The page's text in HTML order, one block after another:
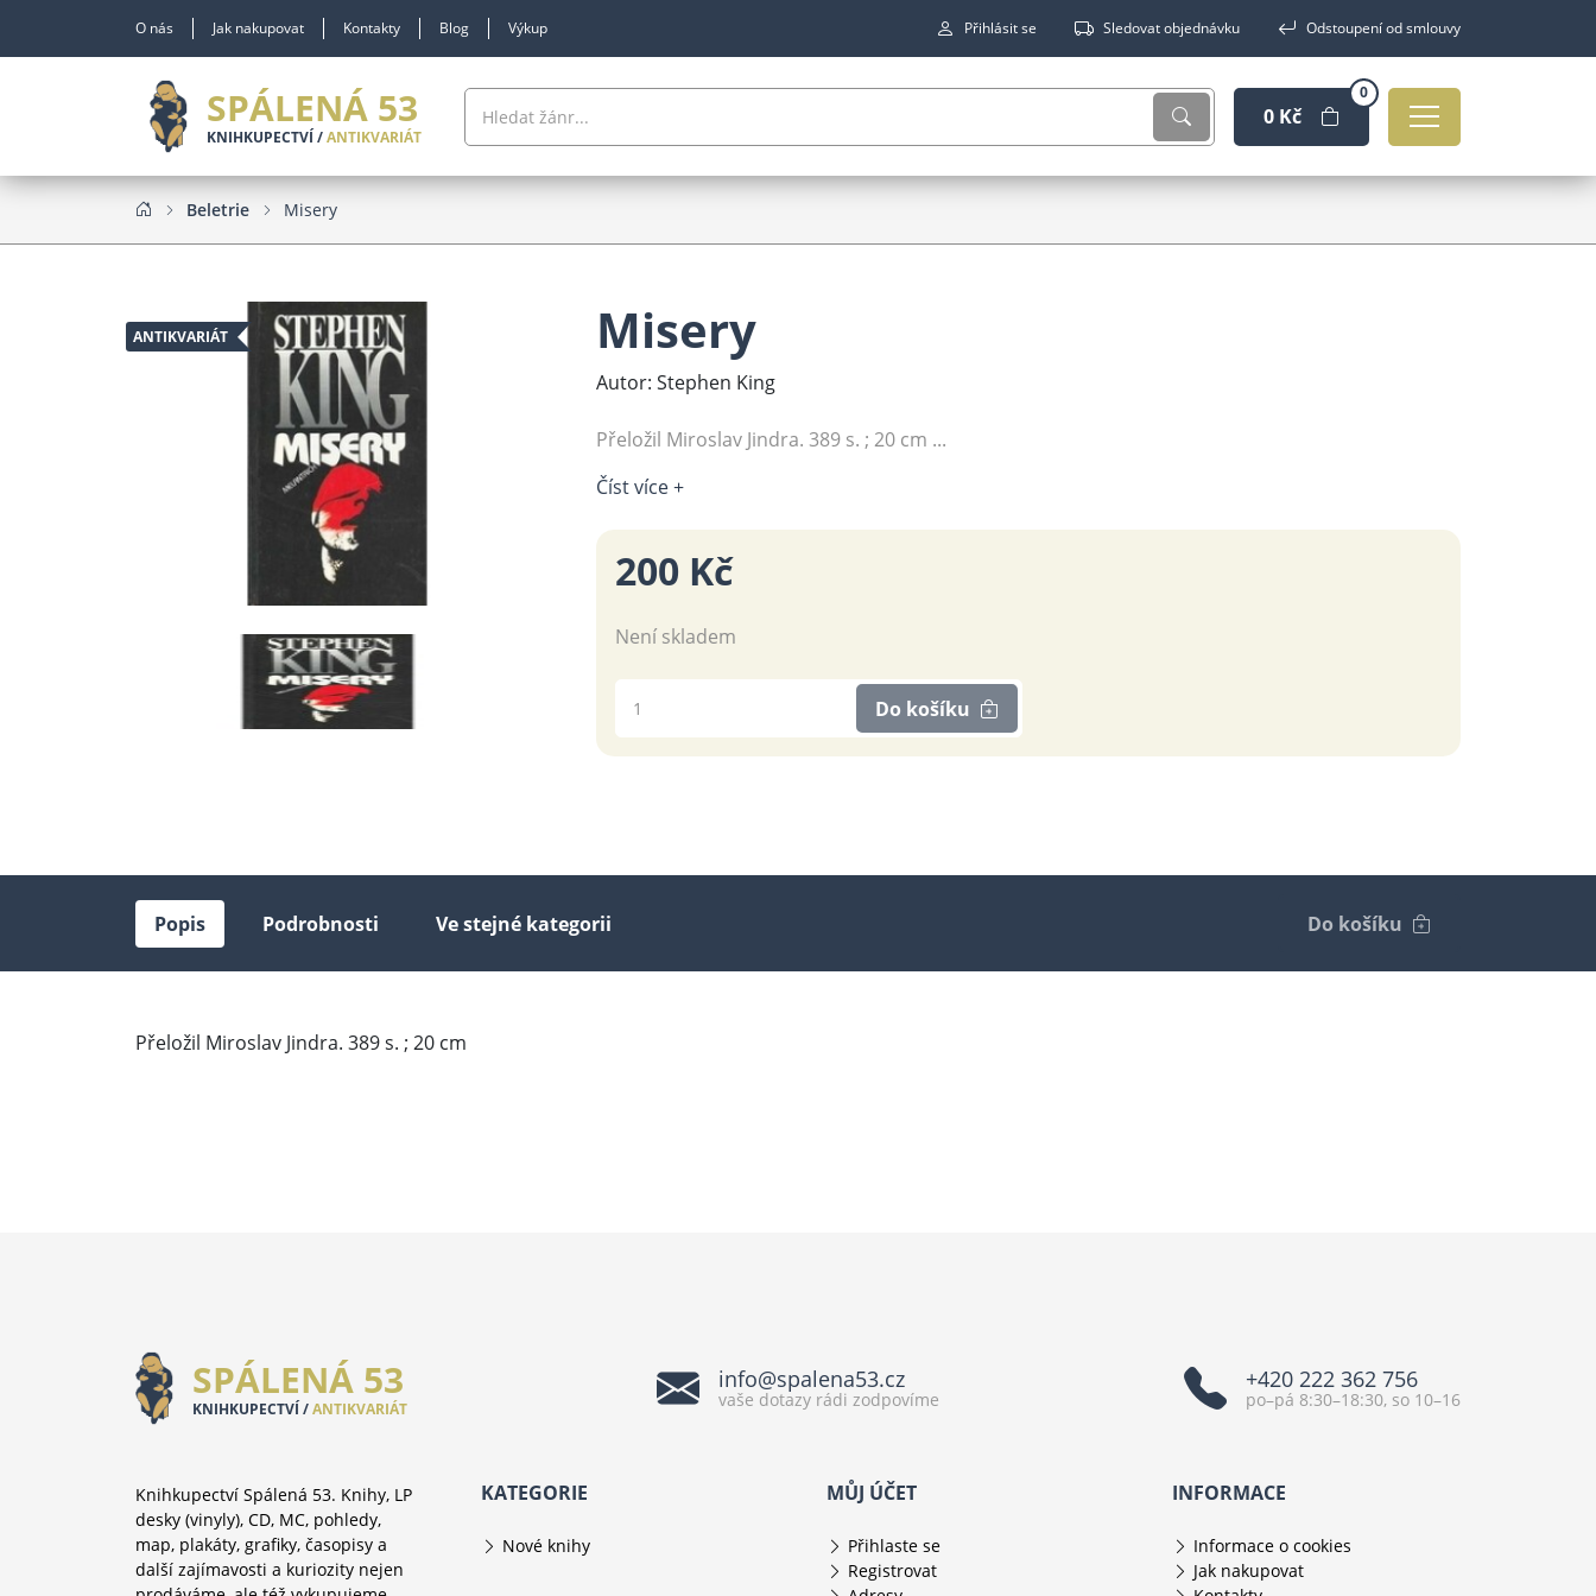
O nás Jak nakupovat Kontakty Blog Výkup Přihlásit se Sledovat objednávku Odstoupení od smlouvy
SPÁLENÁ 53
KNIHKUPECTVÍ /ANTIKVARIÁT
0 Kč
0
Beletrie Misery
ANTIKVARIÁT Misery
Autor: Stephen King
Přeložil Miroslav Jindra. 389 s. ; 20 cm ...
Číst více +
200 Kč
Není skladem
Do košíku
Popis Podrobnosti Ve stejné kategorii Do košíku
Přeložil Miroslav Jindra. 389 s. ; 20 cm
SPÁLENÁ 53
KNIHKUPECTVÍ /ANTIKVARIÁT
info@spalena53.cz
vaše dotazy rádi zodpovíme
+420 222 362 756
po–pá 8:30–18:30, so 10–16
Knihkupectví Spálená 53. Knihy, LP
desky (vinyly), CD, MC, pohledy,
map, plakáty, grafiky, časopisy a
další zajímavosti a kuriozity nejen
KATEGORIE
Nové knihy
MŮJ ÚČET
Přihlaste se
Registrovat
INFORMACE
Informace o cookies
Jak nakupovat